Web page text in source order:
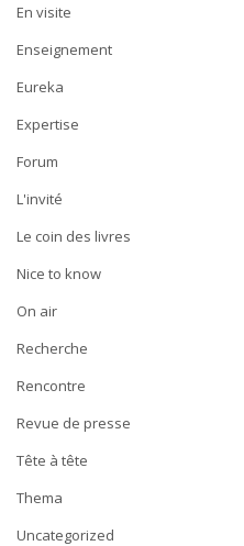
En visite
Enseignement
Eureka
Expertise
Forum
L'invité
Le coin des livres
Nice to know
On air
Recherche
Rencontre
Revue de presse
Tête à tête
Thema
Uncategorized